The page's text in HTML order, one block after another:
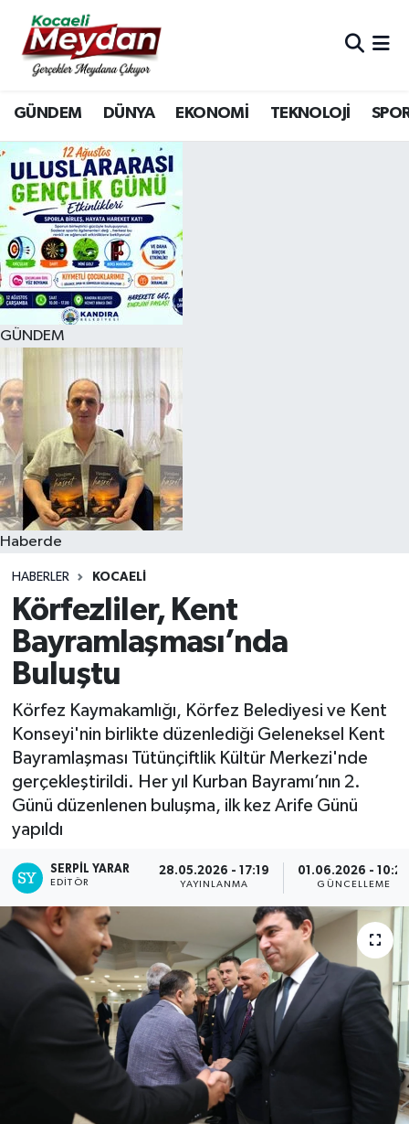
GÜNDEM DÜNYA EKONOMİ TEKNOLOJİ
GÜNDEM
Haberde
HABERLER KOCAELI
Körfezliler, Kent
Bayramlaşması’nda
Buluştu
Körfez Kaymakamlığı, Körfez Belediyesi ve Kent
Konseyi'nin birlikte düzenlediği Geleneksel Kent
Bayramlaşması Tütünçiftlik Kültür Merkezi'nde
gerçekleştirildi. Her yıl Kurban Bayramı’nın 2.
Günü düzenlenen buluşma, ilk kez Arife Günü
yapıldı
SERPİL YARAR
EDITÖR
28.05.2026 - 17:19
YAYINLANMA
01.06.2026 -
GÜNCELLEME
Nöbetçi Eczaneler
Hava Durumu
Trafik Durumu
Süper Lig Puan Durumu ve Fikstür
Tüm Manşetler
Son Dakika Haberleri
Haber Arşivi